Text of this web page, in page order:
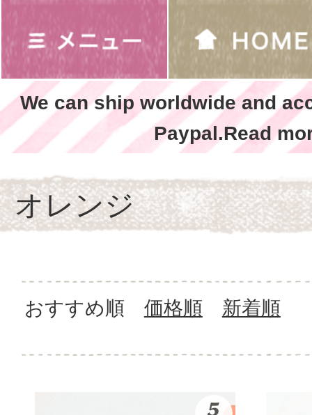
We can ship worldwide and
Paypal.Read
オレンジ
おすすめ順 価格順 新着順